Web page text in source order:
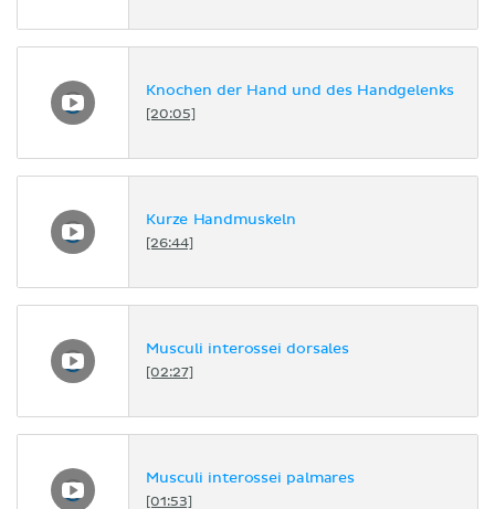
Knochen der Hand und des Handgelenks
[20:05]
Kurze Handmuskeln
[26:44]
Musculi interossei dorsales
[02:27]
Musculi interossei palmares
[01:53]